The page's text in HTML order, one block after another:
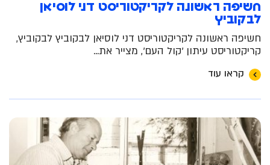
חשיפה ראשונה לקריקטוריסט דני לוסיאן
לבקוביץ
חשיפה ראשונה לקריקטוריסט דני לוסיאן לבקוביץ לבקוביץ,
קריקטוריסט עיתון 'קול העם', מצייר את...
קראו עוד